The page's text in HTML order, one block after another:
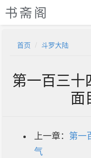
书斋阁
首页 斗罗大陆
第一百三十
面
上一章： 第一
气